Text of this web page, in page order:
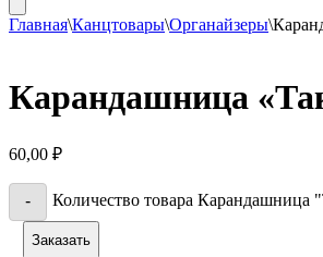
Главная\Канцтовары\Органайзеры\
Карандашница
60,00 ₽
- Количество товара Карандашница
Заказать